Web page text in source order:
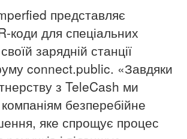
представляє
коди для спеціальних
зарядній станції
connect.public. «Завдяки
з TeleCash ми
безперебійне
яке спрощує процес